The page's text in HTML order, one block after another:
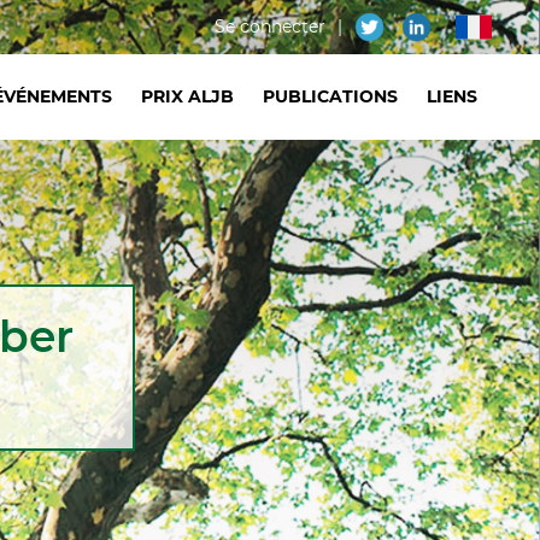
Menu
du
de
l'utilisateur
Se connecter
PRIX ALJB PUBLICATIONS LIENS